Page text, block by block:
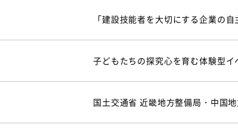
「建設技能者を大切にする企業の
子どもたちの探究心を育む体験型イ
国土交通省 近畿地方整備局・中国